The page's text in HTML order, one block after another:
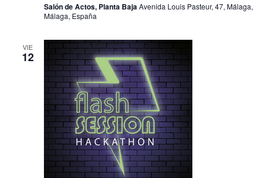
Salón de Actos, Planta BajaAvenida Louis Pasteur, 47, Málaga,
Málaga, España
VIE
12